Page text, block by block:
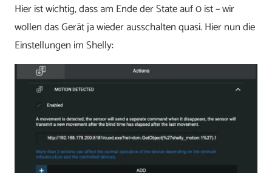
Hier ist wichtig, dass am Ende der State auf 0 ist – wir
wollen das Gerät ja wieder ausschalten quasi. Hier nun die
Einstellungen im Shelly: